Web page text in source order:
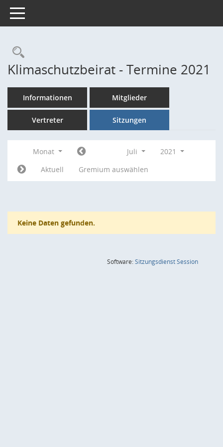
Toggle navigation
Rechercheauswahl
Klimaschutzbeirat - Termine 2021
Informationen Mitglieder
Vertreter Sitzungen
Monat Juli
2021
Aktuell
Gremium auswählen
Keine Daten gefunden.
Software:SitzungsdienstSession(Wird in